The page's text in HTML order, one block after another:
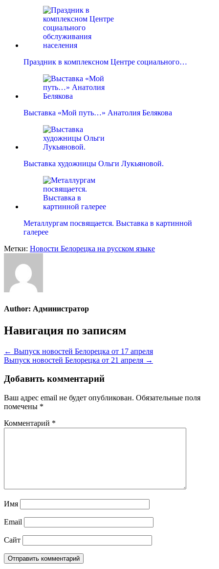
Праздник в комплексном Центре социального…
Выставка «Мой путь…» Анатолия Белякова
Выставка художницы Ольги Лукьяновой.
Металлургам посвящается. Выставка в картинной
галерее
Метки: Новости Белорецка на русском языке
Author: Администратор
Навигация по записям
← Выпуск новостей Белорецка от 17 апреля
Выпуск новостей Белорецка от 21 апреля →
Добавить комментарий
Ваш адрес email не будет опубликован. Обязательные поля
помечены *
Комментарий *
Имя
Email
Сайт